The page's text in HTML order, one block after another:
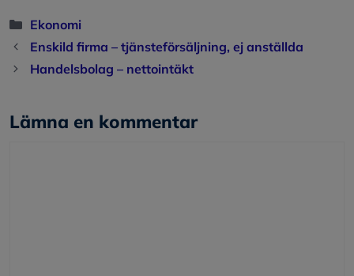
Kategorier
Ekonomi
Enskild firma – tjänsteförsäljning, ej anställda
Handelsbolag – nettointäkt
Lämna en kommentar